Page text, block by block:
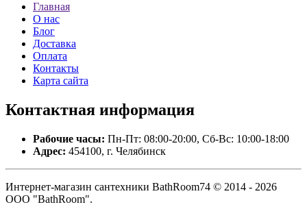
Главная
О нас
Блог
Доставка
Оплата
Контакты
Карта сайта
Контактная информация
Рабочие часы: Пн-Пт: 08:00-20:00, Сб-Вс: 10:00-18:00
Адрес: 454100, г. Челябинск
Интернет-магазин сантехники BathRoom74 © 2014 - 2026
ООО "BathRoom".